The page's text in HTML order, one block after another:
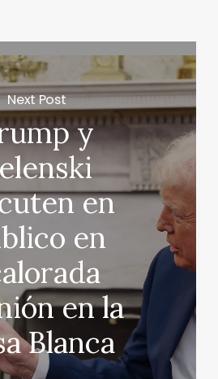
Next Post
y
en
en
en la
Blanca